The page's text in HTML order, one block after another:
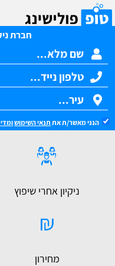
חברת
הנני מאשר/ת את תנאי השימוש
ניקיון אחרי שיפוץ
מחירון